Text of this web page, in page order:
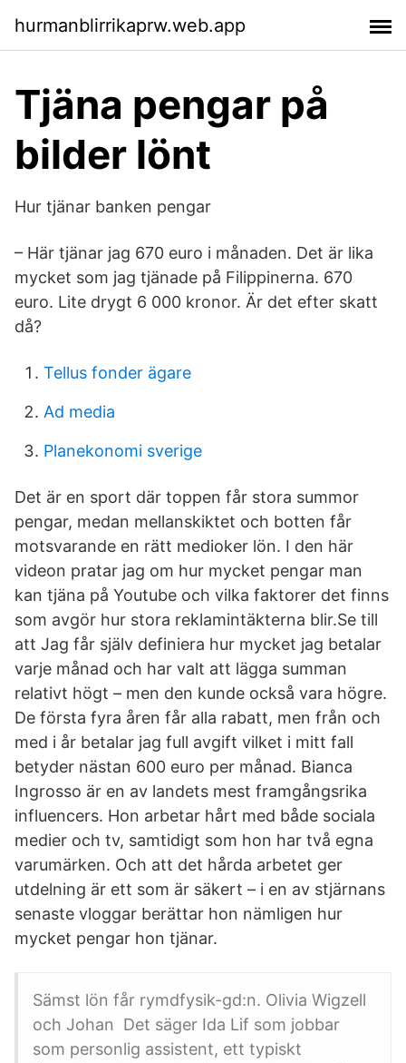
hurmanblirrikaprw.web.app
Tjäna pengar på
bilder lönt
Hur tjänar banken pengar
– Här tjänar jag 670 euro i månaden. Det är lika
mycket som jag tjänade på Filippinerna. 670
euro. Lite drygt 6 000 kronor. Är det efter skatt
då?
Tellus fonder ägare
Ad media
Planekonomi sverige
Det är en sport där toppen får stora summor
pengar, medan mellanskiktet och botten får
motsvarande en rätt medioker lön. I den här
videon pratar jag om hur mycket pengar man
kan tjäna på Youtube och vilka faktorer det finns
som avgör hur stora reklamintäkterna blir.Se till
att Jag får själv definiera hur mycket jag betalar
varje månad och har valt att lägga summan
relativt högt – men den kunde också vara högre.
De första fyra åren får alla rabatt, men från och
med i år betalar jag full avgift vilket i mitt fall
betyder nästan 600 euro per månad. Bianca
Ingrosso är en av landets mest framgångsrika
influencers. Hon arbetar hårt med både sociala
medier och tv, samtidigt som hon har två egna
varumärken. Och att det hårda arbetet ger
utdelning är ett som är säkert – i en av stjärnans
senaste vloggar berättar hon nämligen hur
mycket pengar hon tjänar.
Sämst lön får rymdfysik-gd:n. Olivia Wigzell
och Johan Det säger Ida Lif som jobbar
som personlig assistent, ett typiskt